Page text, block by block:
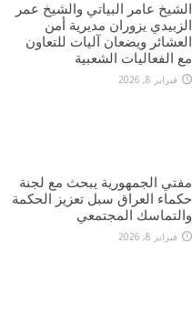
الشيخ عامر البياتي والشيخ عمر
الزبيدي يزوران مديرية أمن
العشائر ويضعان آليات للتعاون
مع الفعاليات الشعبية
فبراير 8, 2026
مفتي الجمهورية يبحث مع لجنة
حكماء العراق سبل تعزيز الحكمة
والتماسك المجتمعي
فبراير 8, 2026